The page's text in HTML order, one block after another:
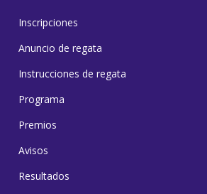
Inscripciones
Anuncio de regata
Instrucciones de regata
Programa
Premios
Avisos
Resultados